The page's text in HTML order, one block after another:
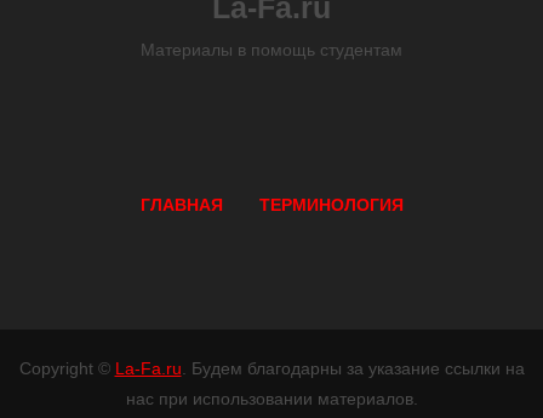
La-Fa.ru
Материалы в помощь студентам
ГЛАВНАЯ ТЕРМИНОЛОГИЯ
Copyright © La-Fa.ru . Будем благодарны за указание ссылки на
нас при использовании материалов.